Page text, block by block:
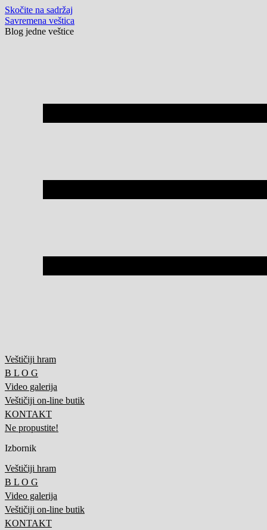
Skočite na sadržaj
Savremena veštica
Blog jedne veštice
Veštičiji hram
B L O G
Video galerija
Veštičiji on-line butik
KONTAKT
Ne propustite!
Izbornik
Veštičiji hram
B L O G
Video galerija
Veštičiji on-line butik
KONTAKT